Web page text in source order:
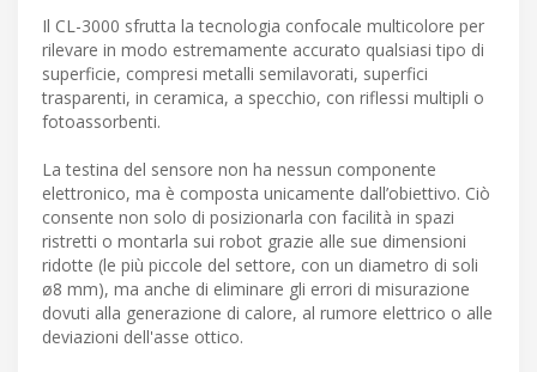
Il CL-3000 sfrutta la tecnologia confocale multicolore per
rilevare in modo estremamente accurato qualsiasi tipo di
superficie, compresi metalli semilavorati, superfici
trasparenti, in ceramica, a specchio, con riflessi multipli o
fotoassorbenti.
La testina del sensore non ha nessun componente
elettronico, ma è composta unicamente dall’obiettivo. Ciò
consente non solo di posizionarla con facilità in spazi
ristretti o montarla sui robot grazie alle sue dimensioni
ridotte (le più piccole del settore, con un diametro di soli
ø8 mm), ma anche di eliminare gli errori di misurazione
dovuti alla generazione di calore, al rumore elettrico o alle
deviazioni dell'asse ottico.